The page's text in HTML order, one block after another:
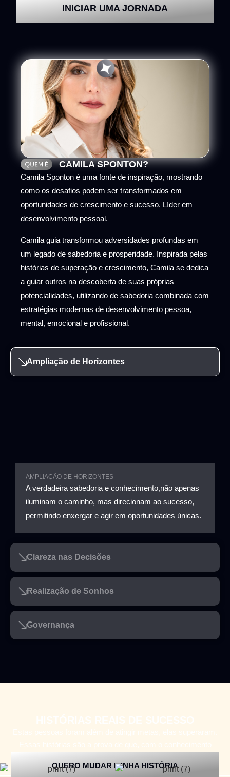
INICIAR UMA JORNADA
CAMILA SPONTON?
Camila Sponton é uma fonte de inspiração, mostrando
como os desafios podem ser transformados em
oportunidades de crescimento e sucesso. Líder em
desenvolvimento pessoal.
Camila guia transformou adversidades profundas em
um legado de sabedoria e prosperidade. Inspirada pelas
histórias de superação e crescimento, Camila se dedica
a guiar outros na descoberta de suas próprias
potencialidades, utilizando de sabedoria combinada com
estratégias modernas de desenvolvimento pessoa,
mental, emocional e profissional.
Ampliação de Horizontes
Clareza nas Decisões
Realização de Sonhos
Governança
AMPLIAÇÃO DE HORIZONTES
A verdadeira sabedoria e conhecimento,não apenas
iluminam o caminho, mas direcionam ao sucesso,
permitindo enxergar e agir em oportunidades únicas.
QUERO MUDAR MINHA HISTÓRIA